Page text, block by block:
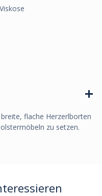
flache Herzerlborten
zu setzen.